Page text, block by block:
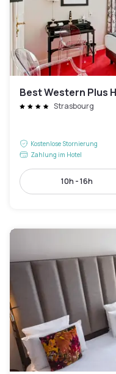
Best Western Plus
Strasbourg
Kostenlose Stornierung
Zahlung im Hotel
10h - 16h